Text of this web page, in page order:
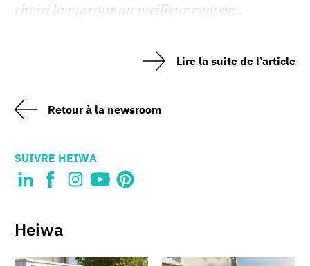
choisi la marque au meilleur rappor...
Lire la suite de l’article
Retour à la newsroom
SUIVRE HEIWA
Heiwa